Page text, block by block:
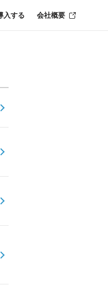
入する 会社概要